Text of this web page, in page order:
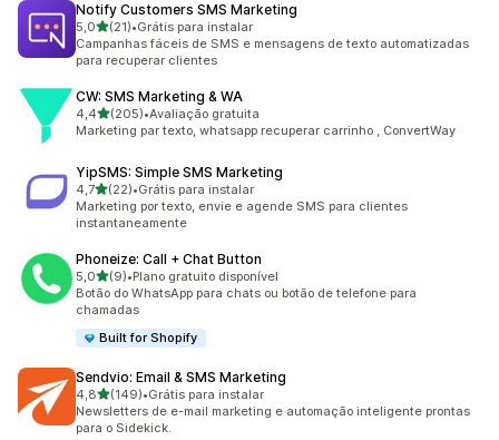
Notify Customers SMS Marketing
5,0de 5 estrelas
(21)
21 avaliações ao todo
•Grátis para instalar
Campanhas fáceis de SMS e mensagens de texto automatizadas
para recuperar clientes
CW: SMS Marketing & WA
4,4de 5 estrelas
(205)
205 avaliações ao todo
•Avaliação gratuita
Marketing par texto, whatsapp recuperar carrinho , ConvertWay
YipSMS: Simple SMS Marketing
4,7de 5 estrelas
(22)
22 avaliações ao todo
•Grátis para instalar
Marketing por texto, envie e agende SMS para clientes
instantaneamente
Phoneize: Call + Chat Button
5,0de 5 estrelas
(9)
9 avaliações ao todo
•Plano gratuito disponível
Botão do WhatsApp para chats ou botão de telefone para
chamadas
Built for Shopify
Sendvio: Email & SMS Marketing
4,8de 5 estrelas
(149)
149 avaliações ao todo
•Grátis para instalar
Newsletters de e-mail marketing e automação inteligente prontas
para o Sidekick.